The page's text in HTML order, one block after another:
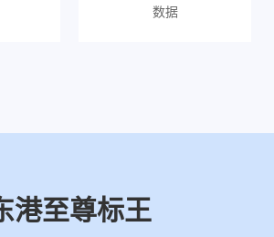
数据
港至尊标王